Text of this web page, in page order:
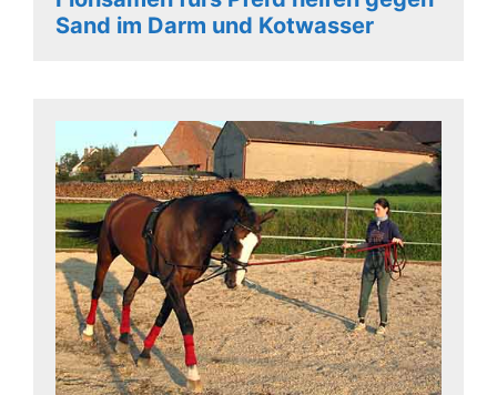
Sand im Darm und Kotwasser